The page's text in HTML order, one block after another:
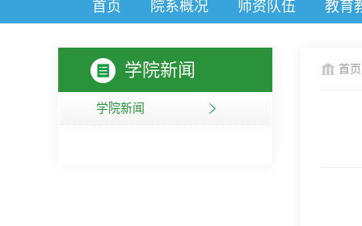
首页 院系概况 师资队伍 教育
学院新闻
学院新闻
首页